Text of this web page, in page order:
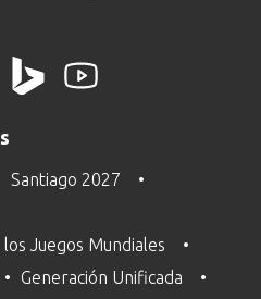
Santiago 2027
Juegos Mundiales
Generación Unificada